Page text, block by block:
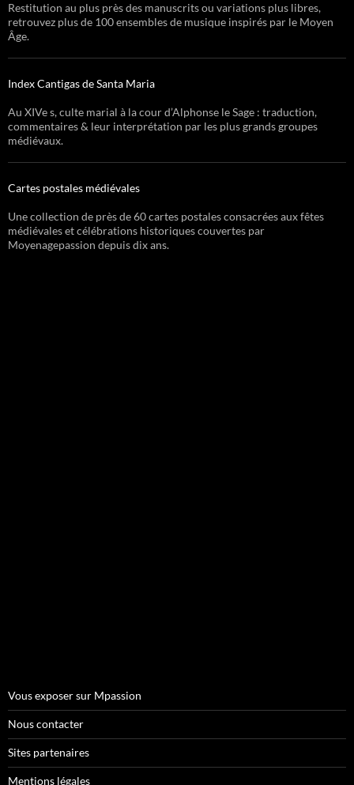
Restitution au plus près des manuscrits ou variations plus libres,
retrouvez plus de 100 ensembles de musique inspirés par le Moyen
Âge.
Index Cantigas de Santa Maria
Au XIVe s, culte marial à la cour d’Alphonse le Sage : traduction,
commentaires & leur interprétation par les plus grands groupes
médiévaux.
Cartes postales médiévales
Une collection de près de 60 cartes postales consacrées aux fêtes
médiévales et célébrations historiques couvertes par
Moyenagepassion depuis dix ans.
Vous exposer sur Mpassion
Nous contacter
Sites partenaires
Mentions légales